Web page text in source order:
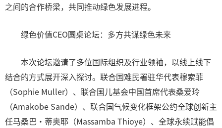
之间的合作桥梁，共同推动绿色发展进程。
绿色价值CEO圆桌论坛：多方共谋绿色未来
本次论坛邀请了多位国际组织及行业领袖，以线上线下
结合的方式展开深入探讨。联合国难民署驻华代表穆索菲
（Sophie Muller）、联合国儿基会中国首席代表桑爱玲
（Amakobe Sande）、联合国气候变化框架公约全球创新主
任马桑巴·蒂奥耶（Massamba Thioye）、全球永续赋能倡